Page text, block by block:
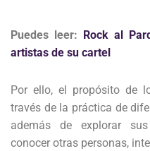
Puedes leer:
Rock al
artistas de su cartel
Por ello, el propósito de
través de la práctica de
además de explorar
conocer otras personas,